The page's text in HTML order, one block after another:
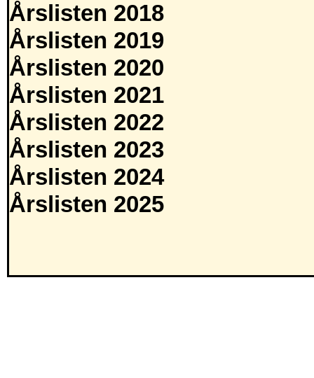
Årslisten 2018
Årslisten 2019
Årslisten 2020
Årslisten 2021
Årslisten 2022
Årslisten 2023
Årslisten 2024
Årslisten 2025